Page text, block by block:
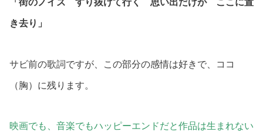
「街のノイズ すり抜けて行く 思い出だけが ここに置
き去り」
サビ前の歌詞ですが、この部分の感情は好きで、ココ
（胸）に残ります。
映画でも、音楽でもハッピーエンドだと作品は生まれない